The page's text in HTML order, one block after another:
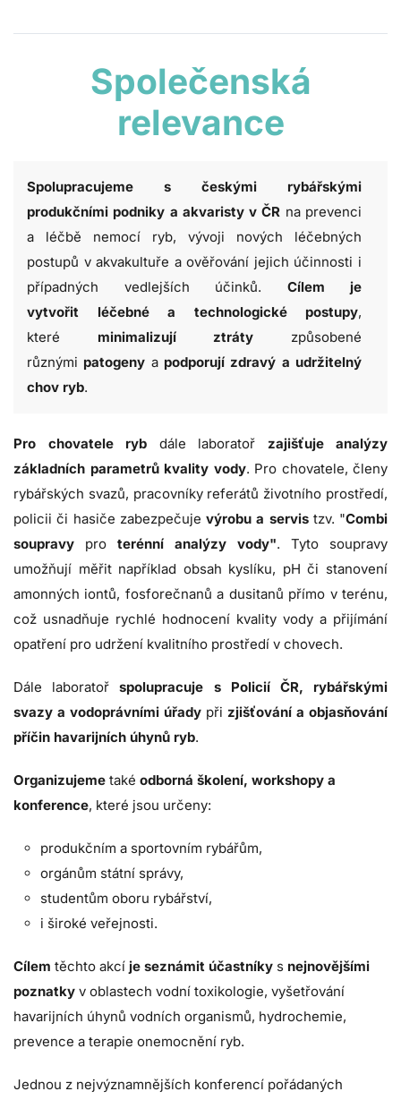
Společenská
relevance
Spolupracujeme s českými rybářskými
produkčními podniky a akvaristy v ČR na prevenci
a léčbě nemocí ryb, vývoji nových léčebných
postupů v akvakultuře a ověřování jejich účinnosti i
případných vedlejších účinků. Cílem je
vytvořit
léčebné a technologické postupy,
které minimalizují ztráty způsobené
různými patogeny a podporují zdravý a udržitelný
chov ryb.
Pro chovatele ryb dále laboratoř zajišťuje analýzy
základních parametrů kvality vody. Pro chovatele, členy
rybářských svazů, pracovníky referátů životního prostředí,
policii či hasiče zabezpečuje výrobu a servis tzv. "Combi
soupravy pro terénní analýzy vody". Tyto soupravy
umožňují měřit například obsah kyslíku, pH či stanovení
amonných iontů, fosforečnanů a dusitanů přímo v terénu,
což usnadňuje rychlé hodnocení kvality vody a přijímání
opatření pro udržení kvalitního prostředí v chovech.
Dále laboratořspolupracuje s Policií ČR, rybářskými
svazy a vodoprávními úřady při zjišťování a objasňování
příčin havarijních úhynů ryb.
Organizujeme také odborná školení, workshopy a
konference, které jsou určeny:
produkčním a sportovním rybářům,
orgánům státní správy,
studentům oboru rybářství,
i široké veřejnosti.
Cílem těchto akcí je seznámit účastníky s nejnovějšími
poznatky v oblastech vodní toxikologie, vyšetřování
havarijních úhynů vodních organismů, hydrochemie,
prevence a terapie onemocnění ryb.
Jednou z nejvýznamnějších konferencí pořádaných